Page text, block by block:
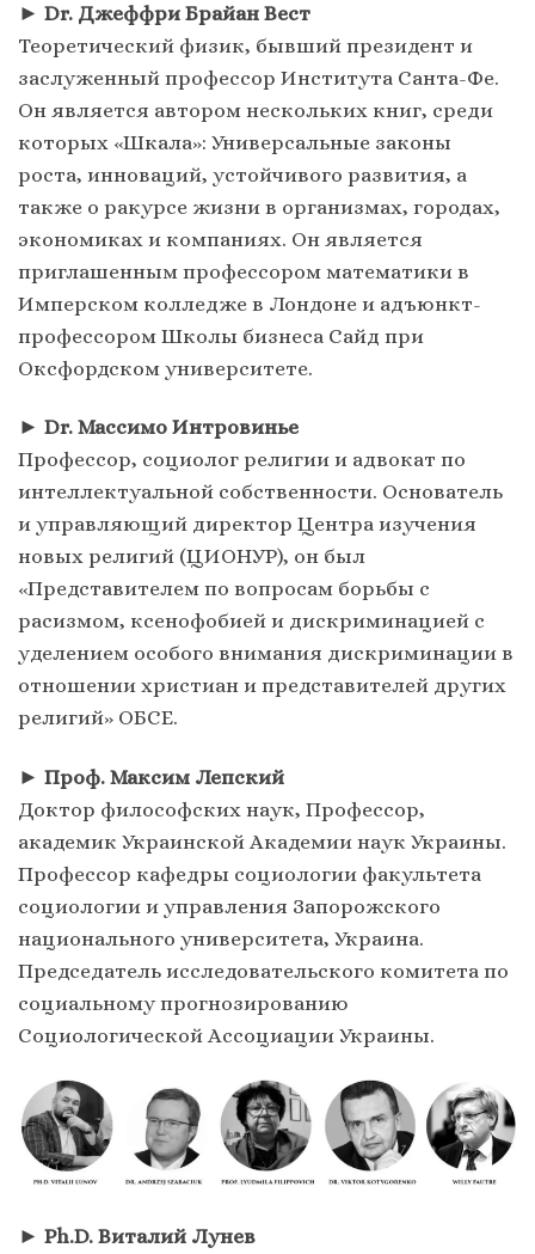
► Dr. Джеффри Брайан Вест
Теоретический физик, бывший президент и
заслуженный профессор Института Санта-Фе.
Он является автором нескольких книг, среди
которых «Шкала»: Универсальные законы
роста, инноваций, устойчивого развития, а
также о ракурсе жизни в организмах, городах,
экономиках и компаниях. Он является
приглашенным профессором математики в
Имперском колледже в Лондоне и адъюнкт-
профессором Школы бизнеса Сайд при
Оксфордском университете.
► Dr. Массимо Интровинье
Профессор, социолог религии и адвокат по
интеллектуальной собственности. Основатель
и управляющий директор Центра изучения
новых религий (ЦИОНУР), он был
«Представителем по вопросам борьбы с
расизмом, ксенофобией и дискриминацией с
уделением особого внимания дискриминации в
отношении христиан и представителей других
религий» ОБСЕ.
► Проф. Максим Лепский
Доктор философских наук, Профессор,
академик Украинской Академии наук Украины.
Профессор кафедры социологии факультета
социологии и управления Запорожского
национального университета, Украина.
Председатель исследовательского комитета по
социальному прогнозированию
Социологической Ассоциации Украины.
► Ph.D. Виталий Лунев